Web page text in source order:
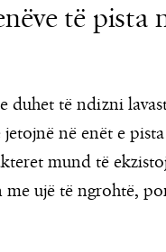
të pista
duhet të ndizni
në enët e
mund të
me ujë të ngrohtë,